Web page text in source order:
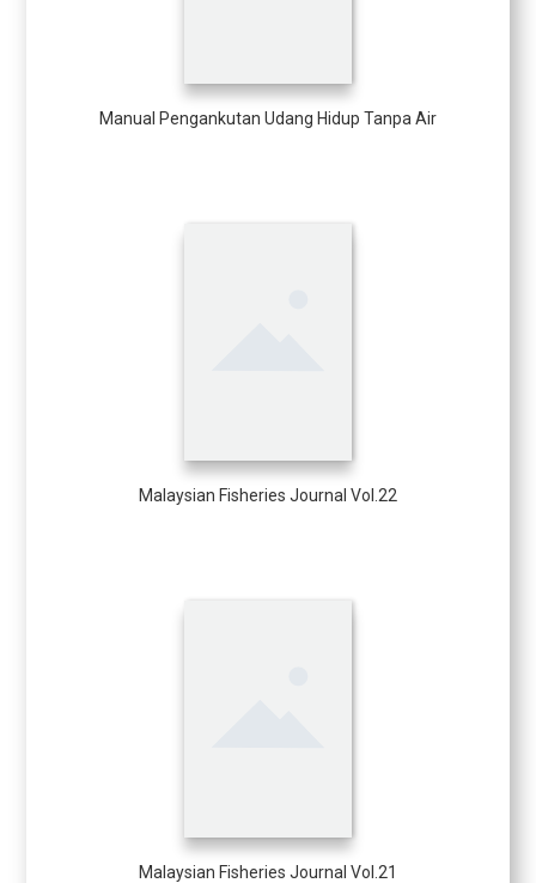
Manual Pengankutan Udang Hidup Tanpa Air
Malaysian Fisheries Journal Vol.22
Malaysian Fisheries Journal Vol.21